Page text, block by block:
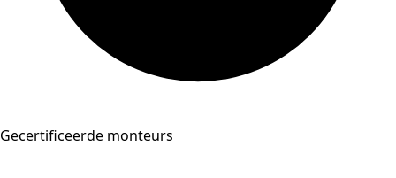
Gecertificeerde monteurs